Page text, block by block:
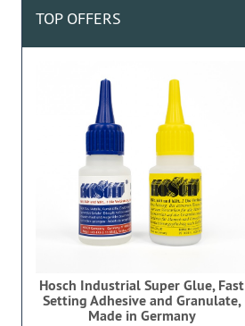
TOP OFFERS
Hosch Industrial Super Glue, Fast
Setting Adhesive and Granulate,
Made in Germany